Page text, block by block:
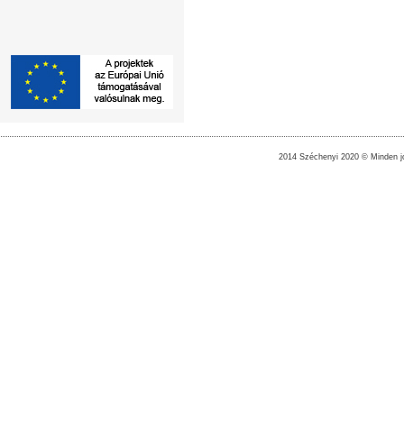
2014 Széchenyi 2020 © Minden